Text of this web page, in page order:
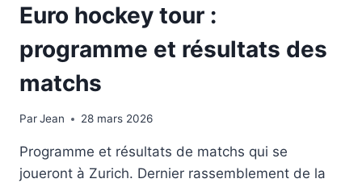
Euro hockey tour :
programme et résultats des
matchs
ParJean
3 décembre 202528 mars 2026
Programme et résultats de matchs qui se
joueront à Zurich. Dernier rassemblement de la